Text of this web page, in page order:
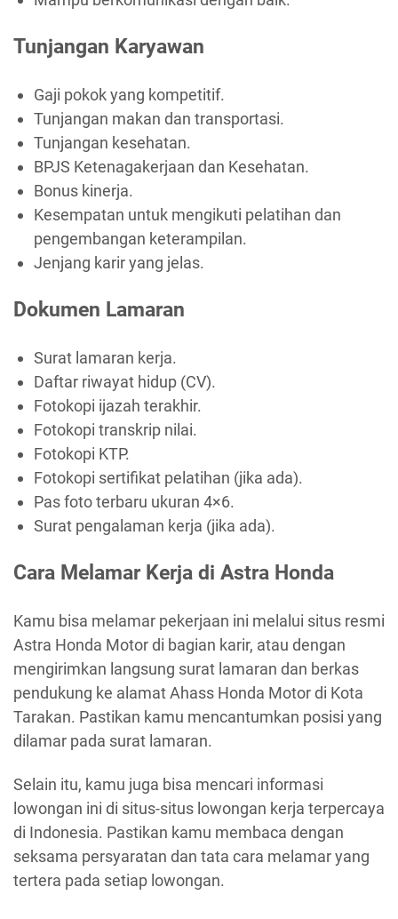
Tunjangan Karyawan
Gaji pokok yang kompetitif.
Tunjangan makan dan transportasi.
Tunjangan kesehatan.
BPJS Ketenagakerjaan dan Kesehatan.
Bonus kinerja.
Kesempatan untuk mengikuti pelatihan dan
pengembangan keterampilan.
Jenjang karir yang jelas.
Dokumen Lamaran
Surat lamaran kerja.
Daftar riwayat hidup (CV).
Fotokopi ijazah terakhir.
Fotokopi transkrip nilai.
Fotokopi KTP.
Fotokopi sertifikat pelatihan (jika ada).
Pas foto terbaru ukuran 4×6.
Surat pengalaman kerja (jika ada).
Cara Melamar Kerja di Astra Honda
Kamu bisa melamar pekerjaan ini melalui situs resmi
Astra Honda Motor di bagian karir, atau dengan
mengirimkan langsung surat lamaran dan berkas
pendukung ke alamat Ahass Honda Motor di Kota
Tarakan. Pastikan kamu mencantumkan posisi yang
dilamar pada surat lamaran.
Selain itu, kamu juga bisa mencari informasi
lowongan ini di situs-situs lowongan kerja terpercaya
di Indonesia. Pastikan kamu membaca dengan
seksama persyaratan dan tata cara melamar yang
tertera pada setiap lowongan.